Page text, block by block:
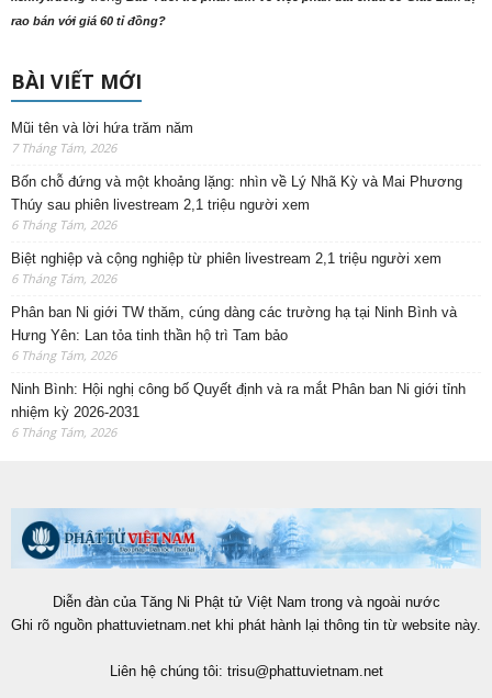
rao bán với giá 60 tỉ đồng?
BÀI VIẾT MỚI
Mũi tên và lời hứa trăm năm
7 Tháng Tám, 2026
Bốn chỗ đứng và một khoảng lặng: nhìn về Lý Nhã Kỳ và Mai Phương
Thúy sau phiên livestream 2,1 triệu người xem
6 Tháng Tám, 2026
Biệt nghiệp và cộng nghiệp từ phiên livestream 2,1 triệu người xem
6 Tháng Tám, 2026
Phân ban Ni giới TW thăm, cúng dàng các trường hạ tại Ninh Bình và
Hưng Yên: Lan tỏa tinh thần hộ trì Tam bảo
6 Tháng Tám, 2026
Ninh Bình: Hội nghị công bố Quyết định và ra mắt Phân ban Ni giới tỉnh
nhiệm kỳ 2026-2031
6 Tháng Tám, 2026
Diễn đàn của Tăng Ni Phật tử Việt Nam trong và ngoài nước
Ghi rõ nguồn phattuvietnam.net khi phát hành lại thông tin từ website này.
Liên hệ chúng tôi: trisu@phattuvietnam.net